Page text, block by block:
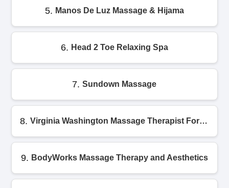
5. Manos De Luz Massage & Hijama
6. Head 2 Toe Relaxing Spa
7. Sundown Massage
8. Virginia Washington Massage Therapist For Females
9. BodyWorks Massage Therapy and Aesthetics